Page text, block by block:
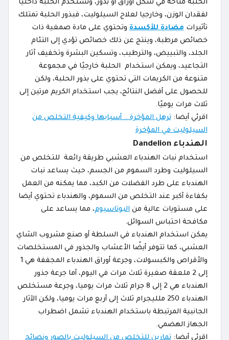
الحلبة متاحة في شكل أوراق أو بذور، وتستخدم الحلبة داخليًا
لفقدان الوزن، وخارجيا لعلاج السيلوليت، فبذور الحلبة تمتلك
تأثيرات مضادة للأكسدة وتحتوي على مادة صمغية ذات
خصائص مرطبة، وينتج عن ذلك خصائص تؤدي إلى التئام
الجلد، والتبييض، والترطيب، وتسكين البشرة وتخفيف آثار
التجاعيد، ويمكن استخدام الحلبة خارجيًا في مجموعة
متنوعة من الكريمات التي تحتوي على بذور الحلبة، ولكن
للحصول على أفضل النتائج، يجب استخدام الكريم مرتين إلى
ثلاث مرات يوميًا.
اقرئي أيضا: ترهل المؤخرة .. أسبابها وكيفية التخلص من
السيلوليت في المؤخرة
الهندباء Dandelion
استخدام نبات الهندباء العشبي طريقة رائعة للتخلص من
السيلوليت وطرد السموم من الجسم، حيث يساعد نبات
الهندباء على طرد الفضلات من الكبد، مما يمكنه من العمل
بكفاءة أكبر عند التخلص من السموم، والهندباء تحتوي أيضا
على مستويات عالية من البوتاسيوم، مما يساعد على
مكافحة احتباس السوائل.
يمكن استخدام الهندباء في السلطة أو صنع مشروب الشاي
العشبي، كما تتوفر أيضًا الأعشاب والجذور في المستخلصات
والأقراص والكبسولات، وجرعة أوراق الهندباء المجففة هي 1
إلى 2 ملعقة صغيرة ثلاث مرات في اليوم، أما جرعة جذور
الهندباء هي 2 إلى 8 جرام ثلاث مرات يوميا، وجرعة مستخلص
الهندباء 250 ملليجرام ثلاث إلى أربع مرات يوميا، ولكن الآثار
الجانبية المرتبطة باستخدام الهندباء تشمل اضطراب
الجهاز الهضمي.
اقرئي أيضا: تمارين للتخلص من السيلوليت بالصور ونصائح